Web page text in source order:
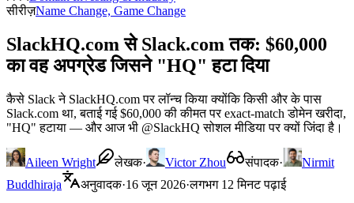
सीरीज़Name Change, Game Change
SlackHQ.com से Slack.com तक: $60,000
का वह अपग्रेड जिसने "HQ" हटा दिया
कैसे Slack ने SlackHQ.com पर लॉन्च किया क्योंकि किसी और के पास
Slack.com था, बताई गई $60,000 की कीमत पर exact-match डोमेन खरीदा,
"HQ" हटाया — और आज भी @SlackHQ सोशल मीडिया पर क्यों जिंदा है।
Aileen Wright लेखक· Victor Zhou संपादक·
Nirmit
Buddhiraja
अनुवादक·16 जून 2026·लगभग 12 मिनट पढ़ाई